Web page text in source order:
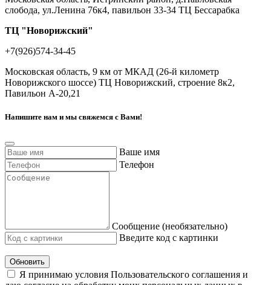
слобода, ул.Ленина 76к4, павильон 33-34 ТЦ Бессарабка
ТЦ "Новорижский"
+7(926)574-34-45
Московская область, 9 км от МКАД (26-й километр
Новорижского шоссе) ТЦ Новорижский, строение 8к2,
Павильон А-20,21
Напишите нам и мы свяжемся с Вами!
Ваше имя
Телефон
Сообщение (необязательно)
Введите код с картинки
Обновить
Я принимаю условия Пользовательского соглашения и